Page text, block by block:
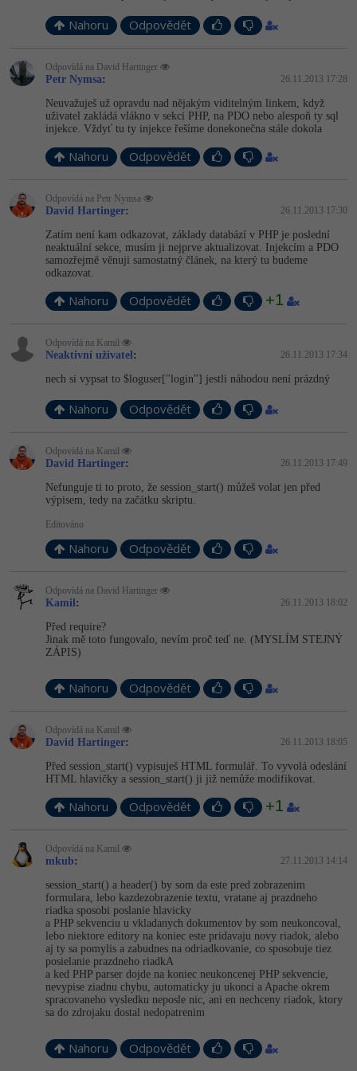
Windows
Linux
Sítě
Kybernetická bezpečnost
Fórum
Fórum
Nahoru Odpovědět
Odpovídá na David Hartinger
Petr Nymsa: 26.11.2013 17:28
Neuvažuješ už opravdu nad nějakým viditelným linkem, když
uživatel zakládá vlákno v sekci PHP, na PDO nebo alespoň ty sql
injekce. Vždyť tu ty injekce řešíme donekonečna stále dokola
Nahoru Odpovědět
Odpovídá na Petr Nymsa
David Hartinger: 26.11.2013 17:30
Zatím není kam odkazovat, základy databází v PHP je poslední
neaktuální sekce, musím ji nejprve aktualizovat. Injekcím a PDO
samozřejmě věnuji samostatný článek, na který tu budeme
odkazovat.
Nahoru Odpovědět +1
Odpovídá na Kamil
Neaktivní uživatel: 26.11.2013 17:34
nech si vypsat to $loguser["login"] jestli náhodou není prázdný
Nahoru Odpovědět
Odpovídá na Kamil
David Hartinger: 26.11.2013 17:49
Nefunguje ti to proto, že session_start() můžeš volat jen před
výpisem, tedy na začátku skriptu.
Editováno
Nahoru Odpovědět
Odpovídá na David Hartinger
Kamil: 26.11.2013 18:02
Před require?
Jinak mě toto fungovalo, nevím proč teď ne. (MYSLÍM STEJNÝ
ZÁPIS)
Nahoru Odpovědět
Odpovídá na Kamil
David Hartinger: 26.11.2013 18:05
Před session_start() vypisuješ HTML formulář. To vyvolá odeslání
HTML hlavičky a session_start() ji již nemůže modifikovat.
Nahoru Odpovědět +1
Odpovídá na Kamil
mkub: 27.11.2013 14:14
session_start() a header() by som da este pred zobrazenim
formulara, lebo kazdezobrazenie textu, vratane aj prazdneho
riadka sposobi poslanie hlavicky
a PHP sekvenciu u vkladanych dokumentov by som neukoncoval,
lebo niektore editory na koniec este pridavaju novy riadok, alebo
aj ty sa pomylis a zabudnes na odriadkovanie, co sposobuje tiez
posielanie prazdneho riadkA
a ked PHP parser dojde na koniec neukoncenej PHP sekvencie,
nevypise ziadnu chybu, automaticky ju ukonci a Apache okrem
spracovaneho vysledku neposle nic, ani en nechceny riadok, ktory
sa do zdrojaku dostal nedopatrenim
Nahoru Odpovědět